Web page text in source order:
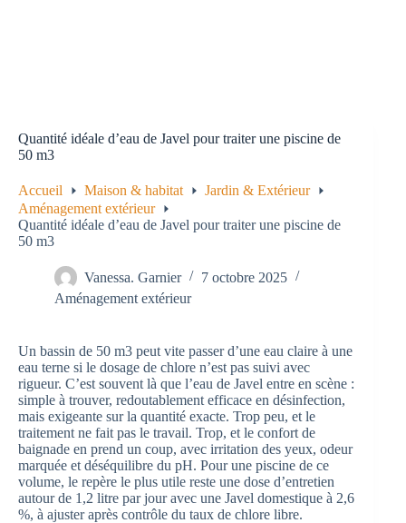
Quantité idéale d’eau de Javel pour traiter une piscine de
50 m3
Accueil Maison & habitat
Jardin & Extérieur
Aménagement extérieur
Quantité idéale d’eau de Javel pour traiter une piscine de
50 m3
Vanessa. Garnier
7 octobre 2025
Aménagement extérieur
Un bassin de 50 m3 peut vite passer d’une eau claire à une
eau terne si le dosage de chlore n’est pas suivi avec
rigueur. C’est souvent là que l’eau de Javel entre en scène :
simple à trouver, redoutablement efficace en désinfection,
mais exigeante sur la quantité exacte. Trop peu, et le
traitement ne fait pas le travail. Trop, et le confort de
baignade en prend un coup, avec irritation des yeux, odeur
marquée et déséquilibre du pH. Pour une piscine de ce
volume, le repère le plus utile reste une dose d’entretien
autour de 1,2 litre par jour avec une Javel domestique à 2,6
%, à ajuster après contrôle du taux de chlore libre.